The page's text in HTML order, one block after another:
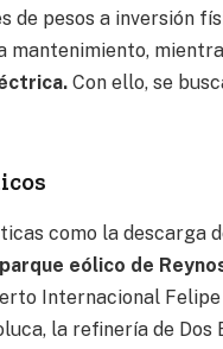
de pesos a inversión
Con ello, se
como la descarga
parque eólico de
Internacional Felipe
la refinería de Dos